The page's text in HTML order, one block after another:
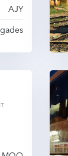
AJY